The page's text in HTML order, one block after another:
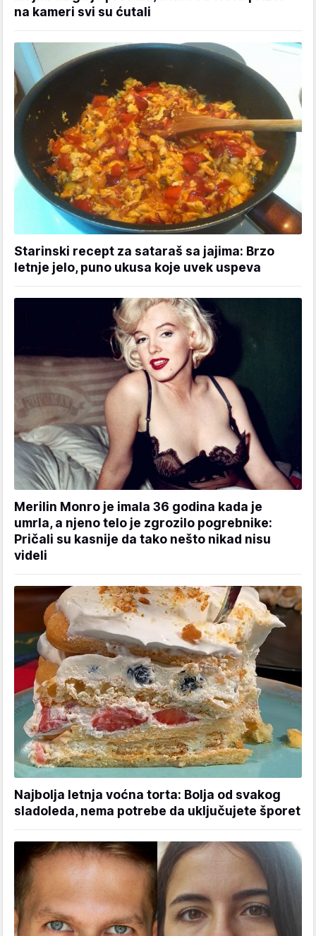
na kameri svi su ćutali
Starinski recept za sataraš sa jajima: Brzo
letnje jelo, puno ukusa koje uvek uspeva
Merilin Monro je imala 36 godina kada je
umrla, a njeno telo je zgrozilo pogrebnike:
Pričali su kasnije da tako nešto nikad nisu
videli
Najbolja letnja voćna torta: Bolja od svakog
sladoleda, nema potrebe da uključujete šporet